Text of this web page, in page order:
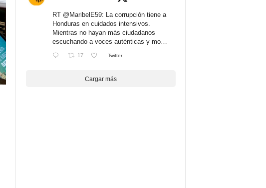
RT @MaribelE59: La corrupción tiene a
Honduras en cuidados intensivos.
Mientras no hayan más ciudadanos
escuchando a voces auténticas y mo…
17 Twitter
Cargar más